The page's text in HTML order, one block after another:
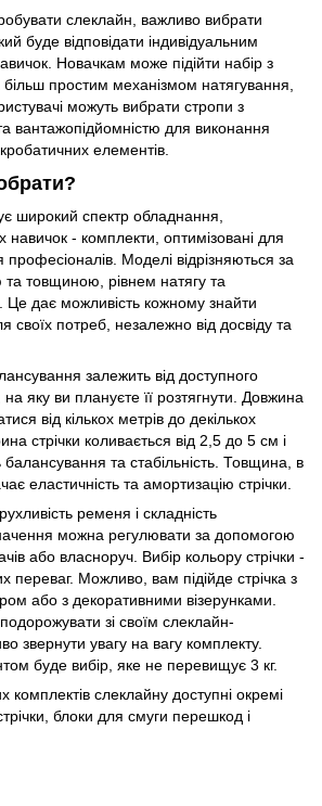
слеклайн, важливо вибрати
буде відповідати індивідуальним
Новачкам може підійти набір з
простим механізмом натягування,
можуть вибрати стропи з
вантажопідйомністю для виконання
елементів.
широкий спектр обладнання,
навичок - комплекти, оптимізовані для
професіоналів. Моделі відрізняються за
товщиною, рівнем натягу та
Це дає можливість кожному знайти
своїх потреб, незалежно від досвіду та
залежить від доступного
на яку ви плануєте її розтягнути. Довжина
від кількох метрів до декількох
стрічки коливається від 2,5 до 5 см і
балансування та стабільність. Товщина, в
еластичність та амортизацію стрічки.
ременя і складність
можна регулювати за допомогою
або власноруч. Вибір кольору стрічки -
переваг. Можливо, вам підійде стрічка з
або з декоративними візерунками.
зі своїм слеклайн-
звернути увагу на вагу комплекту.
буде вибір, яке не перевищує 3 кг.
комплектів слеклайну доступні окремі
блоки для смуги перешкод і